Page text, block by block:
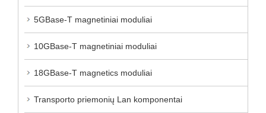
5GBase-T magnetiniai moduliai
10GBase-T magnetiniai moduliai
18GBase-T magnetics moduliai
Transporto priemonių Lan komponentai